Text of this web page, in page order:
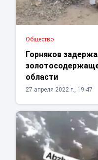
Общество
Горняков
области
27 апреля 2022 г., 19:47